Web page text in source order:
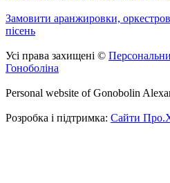
Замовити аранжировки,
пісень
Усі права захищені ©
Гоноболіна
Personal website of Gonobolin
Розробка і підтримка: Сайти